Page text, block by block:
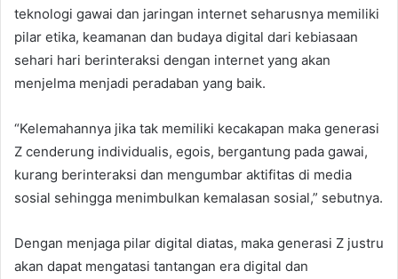
teknologi gawai dan jaringan internet seharusnya memiliki
pilar etika, keamanan dan budaya digital dari kebiasaan
sehari hari berinteraksi dengan internet yang akan
menjelma menjadi peradaban yang baik.
“Kelemahannya jika tak memiliki kecakapan maka generasi
Z cenderung individualis, egois, bergantung pada gawai,
kurang berinteraksi dan mengumbar aktifitas di media
sosial sehingga menimbulkan kemalasan sosial,” sebutnya.
Dengan menjaga pilar digital diatas, maka generasi Z justru
akan dapat mengatasi tantangan era digital dan